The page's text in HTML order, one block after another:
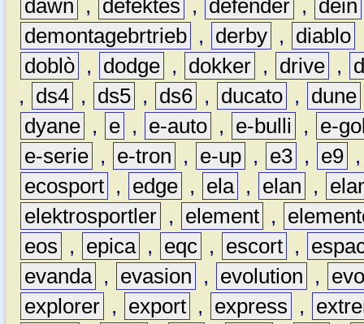
dawn , defektes , defender , dein
demontagebrtrieb , derby , diablo
doblò , dodge , dokker , drive ,
,
ds4 , ds5 , ds6 , ducato , dune
dyane , e , e-auto , e-bulli ,
e-
e-serie , e-tron , e-up , e3 , e9
ecosport , edge , ela , elan ,
elektrosportler , element ,
eos
, epica , eqc , escort ,
evanda , evasion , evolution ,
explorer , export , express ,